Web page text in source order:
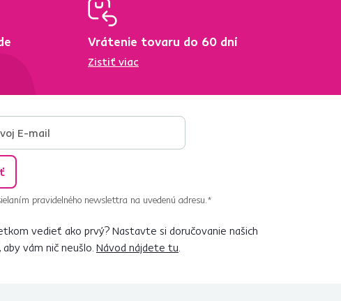
Vrátenie tovaru do 60 dní
Zistiť viac
pravidelného newslettra na uvedenú adresu.*
vedieť ako prvý? Nastavte si doručovanie našich
vám nič neušlo. Návod nájdete tu